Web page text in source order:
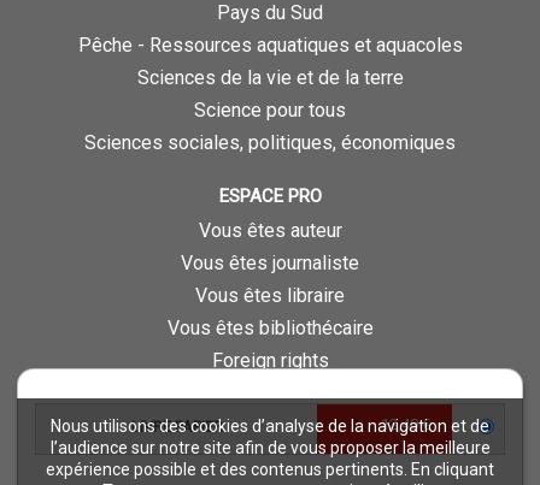
Nous utilisons des cookies d’analyse de la navigation et de
l’audience sur notre site afin de vous proposer la meilleure
expérience possible et des contenus pertinents. En cliquant
LIVRE PAPIER 12,40 €
Pays du Sud
Pêche - Ressources aquatiques et aquacoles
Sciences de la vie et de la terre
Science pour tous
Sciences sociales, politiques, économiques
ESPACE PRO
Vous êtes auteur
Vous êtes journaliste
Vous êtes libraire
Vous êtes bibliothécaire
Foreign rights
Procédure d'évaluation
NOTRE SITE
Quae © 2018